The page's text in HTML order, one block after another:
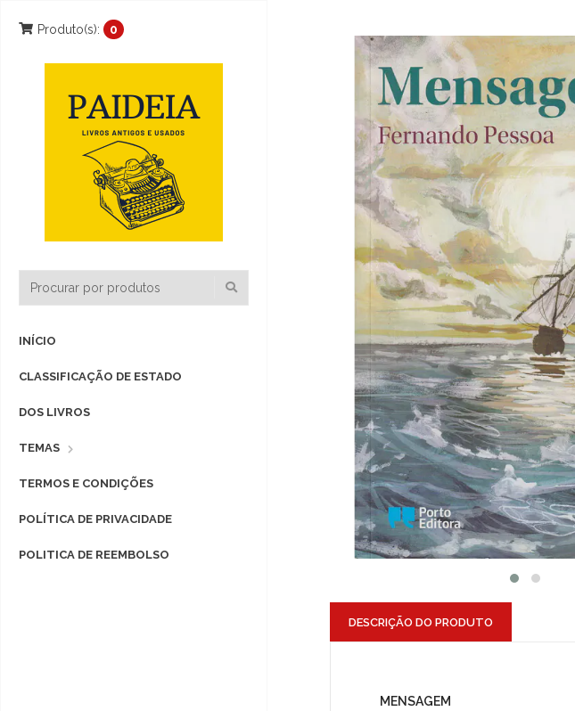
Produto(s): 0
INÍCIO
CLASSIFICAÇÃO DE ESTADO
DOS LIVROS
TEMAS
TERMOS E CONDIÇÕES
POLÍTICA DE PRIVACIDADE
POLITICA DE REEMBOLSO
DESCRIÇÃO DO PRODUTO
MENSAGEM